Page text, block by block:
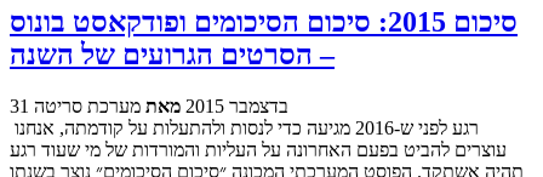
סיכום 2015: סיכום הסיכומים ופודקאסט בונוס
– הסרטים הגרועים של השנה
31 בדצמבר 2015 מאת מערכת סריטה
עוצרים להביט בפעם האחרונה על העליות והמורדות של מי שעוד רגע
תהיה אשתקד. הפוסט המערכתי המכונה ״סיכום הסיכומים״ נוצר בשנתו